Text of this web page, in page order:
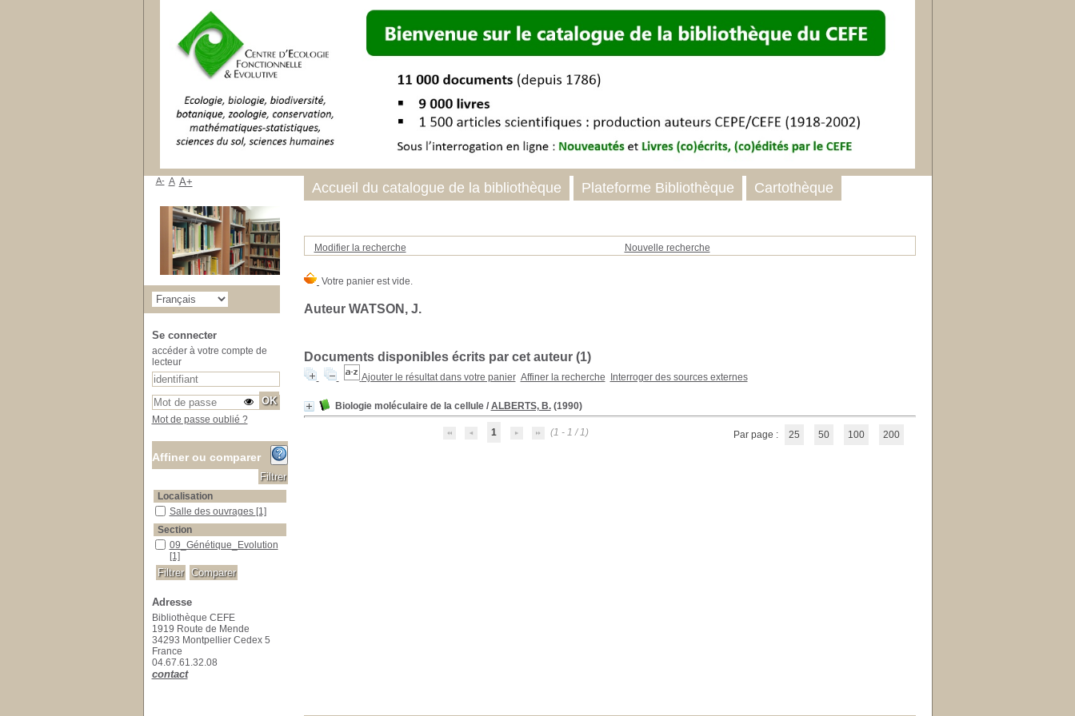
Modifier la recherche Nouvelle recherche
Auteur WATSON, J.
Documents disponibles écrits par cet auteur (1)
Ajouter le résultat dans votre panier Affiner la recherche Interroger des sources externes
Biologie moléculaire de la cellule/ ALBERTS, B.(1990)
1 (1 - 1 / 1) Par page : 25 50 100 200
Accueil du catalogue de la bibliothèque Plateforme Bibliothèque Cartothèque
A- A A+
Se connecter
accéder à votre compte de
lecteur
Mot de passe oublié ?
Affiner ou comparer
Localisation
Salle des ouvrages
Salle des ouvrages [1]
Section
09_Génétique_Evolution
09_Génétique_Evolution
[1]
Adresse
Bibliothèque CEFE
1919 Route de Mende
34293 Montpellier Cedex 5
France
04.67.61.32.08
contact